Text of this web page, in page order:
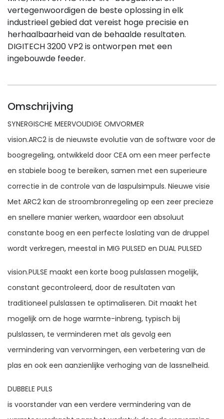
vertegenwoordigen de beste oplossing in elk
industrieel gebied dat vereist hoge precisie en
herhaalbaarheid van de behaalde resultaten.
DIGITECH 3200 VP2 is ontworpen met een
ingebouwde feeder.
Omschrijving
SYNERGISCHE MEERVOUDIGE OMVORMER
vision.ARC2 is de nieuwste evolutie van de software voor de
boogregeling, ontwikkeld door CEA om een ​​meer perfecte
en stabiele boog te bereiken, samen met een superieure
correctie in de controle van de laspulsimpuls. Nieuwe visie
Met ARC2 kan de stroombronregeling op een zeer precieze
en snellere manier werken, waardoor een absoluut
constante boog en een perfecte loslating van de druppel
wordt verkregen, meestal in MIG PULSED en DUAL PULSED
vision.PULSE maakt een korte boog pulslassen mogelijk,
constant gecontroleerd, door de resultaten van
traditioneel pulslassen te optimaliseren. Dit maakt het
mogelijk om de hoge warmte-inbreng, typisch bij
pulslassen, te verminderen met als gevolg een
vermindering van vervormingen, een verbetering van de
plas en ook een aanzienlijke verhoging van de lassnelheid.
DUBBELE PULS
is voorstander van een verdere vermindering van de